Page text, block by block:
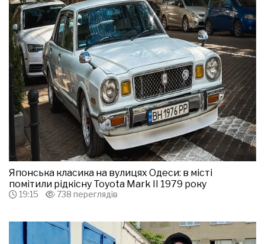
Японська класика на вулицях Одеси: в місті
помітили рідкісну Toyota Mark II 1979 року
19:15 738 переглядів